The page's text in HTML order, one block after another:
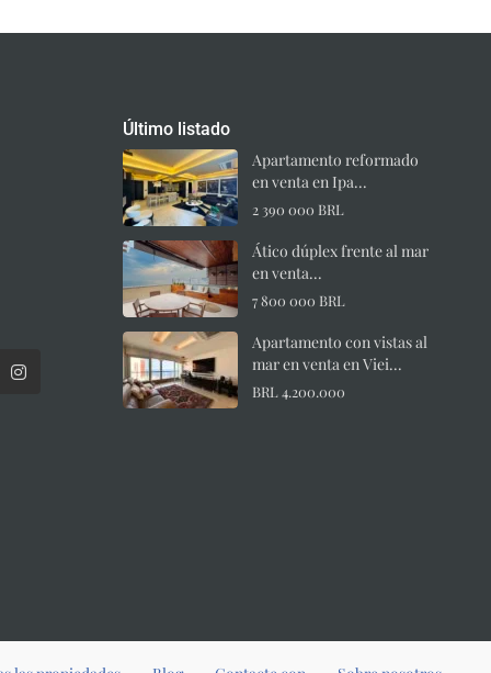
Último listado
Apartamento reformado
en venta en Ipa...
2 390 000 BRL
Ático dúplex frente al mar
en venta...
7 800 000 BRL
Apartamento con vistas al
mar en venta en Viei...
BRL 4.200.000